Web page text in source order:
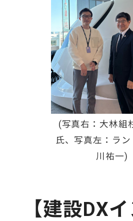
(写真右：大林組
氏、写真左：ラン
川祐一)
【建設DX